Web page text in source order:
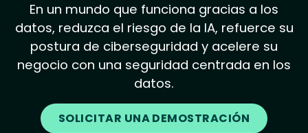
En un mundo que funciona gracias a los
datos, reduzca el riesgo de la IA, refuerce su
postura de ciberseguridad y acelere su
negocio con una seguridad centrada en los
datos.
SOLICITAR UNA DEMOSTRACIÓN